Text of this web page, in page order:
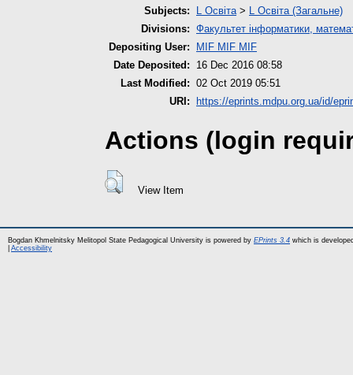
Subjects:
L Освіта> L Освіта (Загальне)
Divisions: Факультет інформатики,
Depositing User:
MIF MIF MIF
Date Deposited:
16 Dec 2016 08:58
Last Modified: 02 Oct 2019 05:51
URI:
https://eprints.mdpu.org.ua/id/
Actions (login
View Item
Bogdan Khmelnitsky Melitopol State Pedagogical University is powered by EPrints 3.4 which is
Accessibility